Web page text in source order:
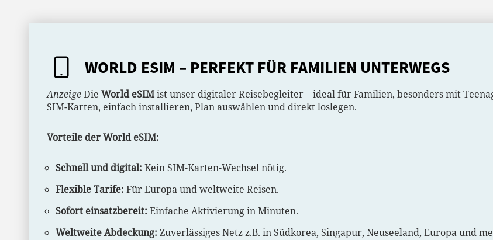
WORLD ESIM – PERFEKT FÜR FAMILIEN UNTERWEGS
AnzeigeDie World eSIMist unser digitaler Reisebegleiter – ideal für Familien, besonders mit
SIM-Karten, einfach installieren, Plan auswählen und direkt loslegen.
Vorteile der World eSIM:
Schnell und digital: Kein SIM-Karten-Wechsel nötig.
Flexible Tarife: Für Europa und weltweite Reisen.
Sofort einsatzbereit: Einfache Aktivierung in Minuten.
Weltweite Abdeckung: Zuverlässiges Netz z.B. in Südkorea, Singapur, Neuseeland, Europa und